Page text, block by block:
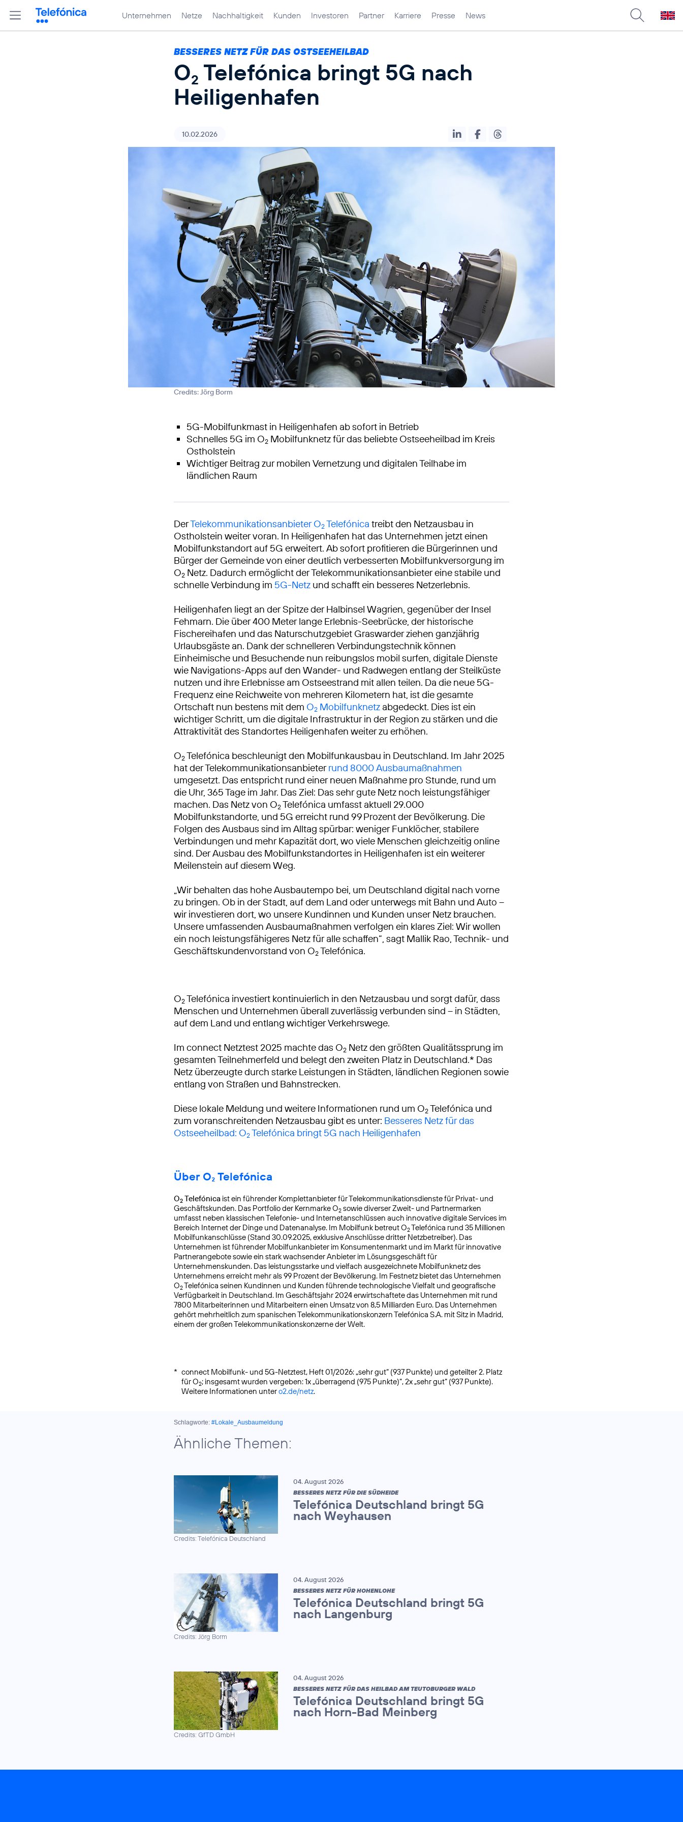
Unternehmen Netze Nachhaltigkeit Kunden Investoren Partner Karriere Presse News
BESSERES NETZ FÜR DAS OSTSEEHEILBAD
O2 Telefónica bringt 5G nach
Heiligenhafen
10.02.2026
Credits: Jörg Borm
5G-Mobilfunkmast in Heiligenhafen ab sofort in Betrieb
Schnelles 5G im O2 Mobilfunknetz für das beliebte Ostseeheilbad im Kreis
Ostholstein
Wichtiger Beitrag zur mobilen Vernetzung und digitalen Teilhabe im
ländlichen Raum
DerTelekommunikationsanbieter O2Telefónica treibt den Netzausbau in
Ostholstein weiter voran. In Heiligenhafen hat das Unternehmen jetzt einen
Mobilfunkstandort auf 5G erweitert. Ab sofort profitieren die Bürgerinnen und
Bürger der Gemeinde von einer deutlich verbesserten Mobilfunkversorgung im
O2 Netz. Dadurch ermöglicht der Telekommunikationsanbieter eine stabile und
schnelle Verbindung im 5G-Netz und schafft ein besseres Netzerlebnis.
Heiligenhafen liegt an der Spitze der Halbinsel Wagrien, gegenüber der Insel
Fehmarn. Die über 400 Meter lange Erlebnis-Seebrücke, der historische
Fischereihafen und das Naturschutzgebiet Graswarder ziehen ganzjährig
Urlaubsgäste an. Dank der schnelleren Verbindungstechnik können
Einheimische und Besuchende nun reibungslos mobil surfen, digitale Dienste
wie Navigations-Apps auf den Wander- und Radwegen entlang der Steilküste
nutzen und ihre Erlebnisse am Ostseestrand mit allen teilen. Da die neue 5G-
Frequenz eine Reichweite von mehreren Kilometern hat, ist die gesamte
Ortschaft nun bestens mit dem O2 Mobilfunknetz abgedeckt. Dies ist ein
wichtiger Schritt, um die digitale Infrastruktur in der Region zu stärken und die
Attraktivität des Standortes Heiligenhafen weiter zu erhöhen.
O2Telefónica beschleunigt den Mobilfunkausbau in Deutschland. Im Jahr 2025
hat der Telekommunikationsanbieterrund 8000 Ausbaumaßnahmen
umgesetzt. Das entspricht rund einer neuen Maßnahme pro Stunde, rund um
die Uhr, 365 Tage im Jahr. Das Ziel: Das sehr gute Netz noch leistungsfähiger
machen. Das Netz von O2Telefónica umfasst aktuell 29.000
Mobilfunkstandorte, und 5G erreicht rund 99 Prozent der Bevölkerung. Die
Folgen des Ausbaus sind im Alltag spürbar: weniger Funklöcher, stabilere
Verbindungen und mehr Kapazität dort, wo viele Menschen gleichzeitig online
sind. Der Ausbau des Mobilfunkstandortes in Heiligenhafen ist ein weiterer
Meilenstein auf diesem Weg.
„Wir behalten das hohe Ausbautempo bei, um Deutschland digital nach vorne
zu bringen. Ob in der Stadt, auf dem Land oder unterwegs mit Bahn und Auto –
wir investieren dort, wo unsere Kundinnen und Kunden unser Netz brauchen.
Unsere umfassenden Ausbaumaßnahmen verfolgen ein klares Ziel: Wir wollen
ein noch leistungsfähigeres Netz für alle schaffen“, sagt Mallik Rao, Technik- und
Geschäftskundenvorstand von O2Telefónica.
O2Telefónica investiert kontinuierlich in den Netzausbau und sorgt dafür, dass
Menschen und Unternehmen überall zuverlässig verbunden sind – in Städten,
auf dem Land und entlang wichtiger Verkehrswege.
Im connect Netztest 2025 machte das O2 Netz den größten Qualitätssprung im
gesamten Teilnehmerfeld und belegt den zweiten Platz in Deutschland.* Das
Netz überzeugte durch starke Leistungen in Städten, ländlichen Regionen sowie
entlang von Straßen und Bahnstrecken.
Diese lokale Meldung und weitere Informationen rund um O2Telefónica und
zum voranschreitenden Netzausbau gibt es unter: Besseres Netz für das
Ostseeheilbad: O2Telefónica bringt 5G nach Heiligenhafen
Über O₂ Telefónica
O2 Telefónica ist ein führender Komplettanbieter für Telekommunikationsdienste für Privat- und
Geschäftskunden. Das Portfolio der Kernmarke O2 sowie diverser Zweit- und Partnermarken
umfasst neben klassischen Telefonie- und Internetanschlüssen auch innovative digitale Services im
Bereich Internet der Dinge und Datenanalyse. Im Mobilfunk betreut O2Telefónica rund 35 Millionen
Mobilfunkanschlüsse (Stand 30.09.2025, exklusive Anschlüsse dritter Netzbetreiber). Das
Unternehmen ist führender Mobilfunkanbieter im Konsumentenmarkt und im Markt für innovative
Partnerangebote sowie ein stark wachsender Anbieter im Lösungsgeschäft für
Unternehmenskunden. Das leistungsstarke und vielfach ausgezeichnete Mobilfunknetz des
Unternehmens erreicht mehr als 99 Prozent der Bevölkerung. Im Festnetz bietet das Unternehmen
O2Telefónica seinen Kundinnen und Kunden führende technologische Vielfalt und geografische
Verfügbarkeit in Deutschland. Im Geschäftsjahr 2024 erwirtschaftete das Unternehmen mit rund
7800 Mitarbeiterinnen und Mitarbeitern einen Umsatz von 8,5 Milliarden Euro. Das Unternehmen
gehört mehrheitlich zum spanischen Telekommunikationskonzern Telefónica S.A. mit Sitz in Madrid,
einem der großen Telekommunikationskonzerne der Welt.
* connect Mobilfunk- und 5G-Netztest, Heft 01/2026: „sehr gut“ (937 Punkte) und geteilter 2. Platz
für O2; insgesamt wurden vergeben: 1x „überragend (975 Punkte)“, 2x „sehr gut“ (937 Punkte).
Weitere Informationen untero2.de/netz.
Schlagworte: #Lokale_Ausbaumeldung
Ähnliche Themen:
Credits: Telefónica Deutschland
04. August 2026
BESSERES NETZ FÜR DIE SÜDHEIDE
Telefónica Deutschland bringt 5G
nach Weyhausen
Credits: Jörg Borm
04. August 2026
BESSERES NETZ FÜR HOHENLOHE
Telefónica Deutschland bringt 5G
nach Langenburg
Credits: GfTD GmbH
04. August 2026
BESSERES NETZ FÜR DAS HEILBAD AM TEUTOBURGER WALD
Telefónica Deutschland bringt 5G
nach Horn-Bad Meinberg